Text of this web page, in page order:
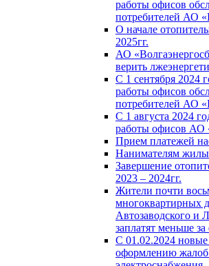
работы офисов
потребителей АО
О начале
2025гг.
АО
верить
С 1 сентября 2024
работы офисов
потребителей АО
С 1 августа 2024
работы офисов АО
Прием платежей
Нанимателям
Завершение
2023 – 2024гг.
Жители почти
многоквартирных
Автозаводского и
заплатят меньше
С 01.02.2024 новые
оформлению жалоб